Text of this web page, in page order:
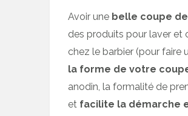
Avoir une belle coupe
des produits pour laver et
chez le barbier (pour faire
la forme de votre
anodin, la formalité de
et facilite la démarche